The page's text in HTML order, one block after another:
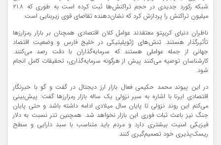
شبکه رکورد جدیدی در حجم تراکنش‌ها ثبت کرده است به طوری که ۲۱.۸
میلیون تراکنش را پردازش کرد که نشان‌دهنده تقاضای قوی زیربنایی است.
ناظران دنیای کریپتو معتقدند عوامل کلان اقتصادی همچنان بر بازار رمزارزها
تأثیرگذار هستند. تنش‌های ژئوپلیتیکی در خلیج فارس و وضعیت اقتصاد
جهانی از جمله عواملی هستند که سرمایه‌گذاران با دقت رصد می‌کنند.
کارشناسان توصیه می‌کنند پیش از هرگونه سرمایه‌گذاری، تحقیقات کامل انجام
شود.
در این پیوند محمد حکیمی فعال بازار ارز دیجتال در گفت و گو با خبرنگار
اقتصادی ایرنا با اشاره به سیر نزولی یک ساله بازار رمزارزها گفت: پیش‌بینی
می‌کنم این روند نزولی تا پایان سال میلادی ادامه داشته باشد و حتی پایان
جنگ نیز باعث ثبات فوری این بازار نخواهد شد. همچنین تتر نسبت به دلار
فیزیکی امنیت بیشتری دارد و مردم باید متناسب با سبد دارایی و سطح
ریسک‌پذیری خود تصمیم‌گیری کنند.